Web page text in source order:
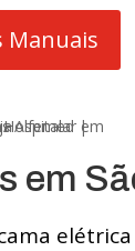
Manuais
em